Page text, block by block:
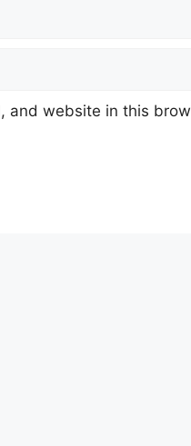
and website in this